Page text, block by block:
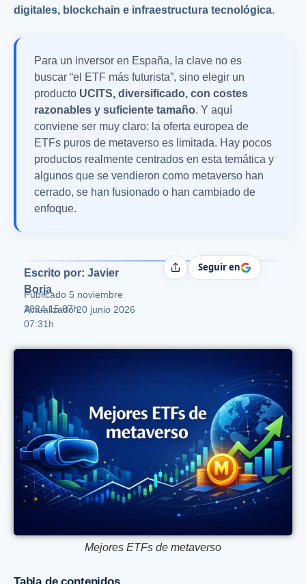
digitales, blockchain e infraestructura tecnológica.
Para un inversor en España, la clave no es
buscar “el ETF más futurista”, sino elegir un
producto UCITS, diversificado, con costes
razonables y suficiente tamaño. Y aquí
conviene ser muy claro: la oferta europea de
ETFs puros de metaverso es limitada. Hay pocos
productos realmente centrados en esta temática y
algunos que se vendieron como metaverso han
cerrado, se han fusionado o han cambiado de
enfoque.
Escrito por: Javier
Borja
Publicado 5 noviembre
2024 15:07h
Actualizado 20 junio 2026
07:31h
CompartirSeguir en
Mejores ETFs de metaverso
Tabla de contenidos